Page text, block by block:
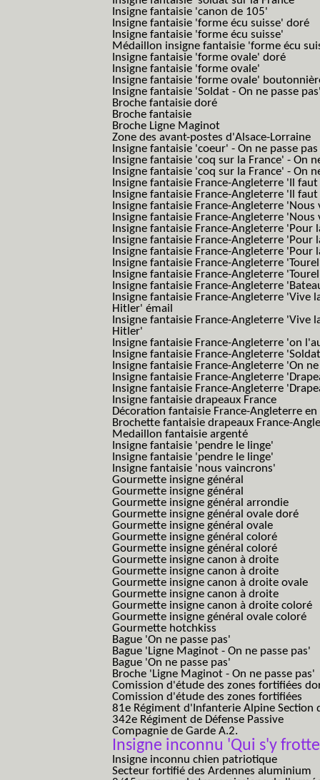
Insigne fantaisie 'canon de 105'
Insigne fantaisie 'forme écu suisse' doré
Insigne fantaisie 'forme écu suisse'
Médaillon insigne fantaisie 'forme écu
Insigne fantaisie 'forme ovale' doré
Insigne fantaisie 'forme ovale'
Insigne fantaisie 'forme ovale'
Insigne fantaisie 'Soldat - On ne passe
Broche fantaisie doré
Broche fantaisie
Broche Ligne Maginot
Zone des avant-postes d'Alsace-Lorraine
Insigne fantaisie 'coeur' - On ne passe pas
Insigne fantaisie 'coq sur la France' - On
Insigne fantaisie 'coq sur la France' - On
Insigne fantaisie France-Angleterre 'Il
Insigne fantaisie France-Angleterre 'Il
Insigne fantaisie France-Angleterre
Insigne fantaisie France-Angleterre
Insigne fantaisie France-Angleterre 'Pour
Insigne fantaisie France-Angleterre 'Pour
Insigne fantaisie France-Angleterre 'Pour
Insigne fantaisie France-Angleterre
Insigne fantaisie France-Angleterre
Insigne fantaisie France-Angleterre
Insigne fantaisie France-Angleterre
Hitler' émail
Insigne fantaisie France-Angleterre
Hitler'
Insigne fantaisie France-Angleterre 'on
Insigne fantaisie France-Angleterre
Insigne fantaisie France-Angleterre 'On
Insigne fantaisie France-Angleterre
Insigne fantaisie France-Angleterre
Insigne fantaisie drapeaux France
Décoration fantaisie France-Angleterre en
Brochette fantaisie drapeaux France-
Medaillon fantaisie argenté
Insigne fantaisie 'pendre le linge'
Insigne fantaisie 'pendre le linge'
Insigne fantaisie 'nous vaincrons'
Gourmette insigne général
Gourmette insigne général
Gourmette insigne général arrondie
Gourmette insigne général ovale doré
Gourmette insigne général ovale
Gourmette insigne général coloré
Gourmette insigne général coloré
Gourmette insigne canon à droite
Gourmette insigne canon à droite
Gourmette insigne canon à droite ovale
Gourmette insigne canon à droite
Gourmette insigne canon à droite coloré
Gourmette insigne général ovale coloré
Gourmette hotchkiss
Bague 'On ne passe pas'
Bague 'Ligne Maginot - On ne passe pas'
Bague 'On ne passe pas'
Broche 'Ligne Maginot - On ne passe pas'
Comission d'étude des zones fortifiées
Comission d'étude des zones fortifiées
81e Régiment d'Infanterie Alpine Section
342e Régiment de Défense Passive
Compagnie de Garde A.2.
Insigne inconnu 'Qui s'y
Insigne inconnu chien patriotique
Secteur fortifié des Ardennes aluminium